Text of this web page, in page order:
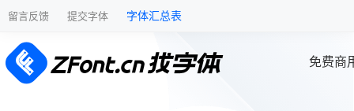
留言反馈 提交字体 字体汇总表
免费商